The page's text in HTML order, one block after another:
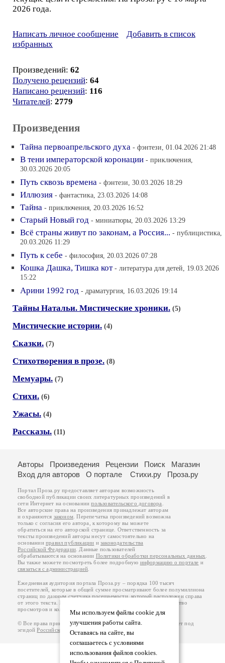
2026 года.
Написать личное сообщение
Добавить в список
избранных
Произведений: 62
Получено рецензий: 64
Написано рецензий: 116
Читателей: 2779
Произведения
Тайна первоапрельского духа - фэнтези, 01.04.2026 21:48
В тени императорской коронации - приключения,
30.03.2026 20:05
Путь сквозь времена - фэнтези, 30.03.2026 18:29
Иллюзия - фантастика, 23.03.2026 14:08
Тайна - приключения, 20.03.2026 16:52
Старый Новый год - миниатюры, 20.03.2026 13:29
Всё страны живут по законам, а Россия... - публицистика,
20.03.2026 11:29
Путь к себе - философия, 20.03.2026 07:28
Кошка Дашка, Тишка кот - литература для детей, 19.03.2026
15:22
Арини 1992 год - драматургия, 16.03.2026 19:14
Тайны Натальи. Мистические хроники. (5)
Мистические истории. (4)
Сказки. (7)
Стихотворения в прозе. (8)
Мемуары. (7)
Стихи. (6)
Ужасы. (4)
Рассказы. (11)
Мы используем файлы cookie для
улучшения работы сайта.
Оставаясь на сайте, вы
соглашаетесь с условиями
использования файлов cookies.
Авторы Произведения Рецензии Поиск
Магазин
Вход для авторов
О портале Стихи.ру Проза.ру
Портал Проза.ру предоставляет авторам возможность
свободной публикации своих литературных произведений в
сети Интернет на основаниипользовательского договора
Все авторские права на произведения принадлежат авторам
и охраняются законом . Перепечатка произведений возможна
только с согласия его автора, к которому вы можете
обратиться на его авторской странице. Ответственность за
тексты произведений авторы несут самостоятельно на
основанииправил публикации изаконодательства
Российской Федерации . Данные пользователей
обрабатываются на основании Политики обработки персональных данных
Вы также можете посмотреть более подробную информацию о портале и
связаться с администрацией
Ежедневная аудитория портала Проза.ру – порядка 100 тысяч
посетителей, которые в общей сумме просматривают более полумиллиона
страниц по данным счетчика посещаемости, который расположен справа
от этого текста. В каждой графе указано по две цифры: количество
просмотров и количество посетителей.
© Все права принадлежат авторам, 2000-2026. Портал работает под
эгидойРоссийского союза писателей 18+